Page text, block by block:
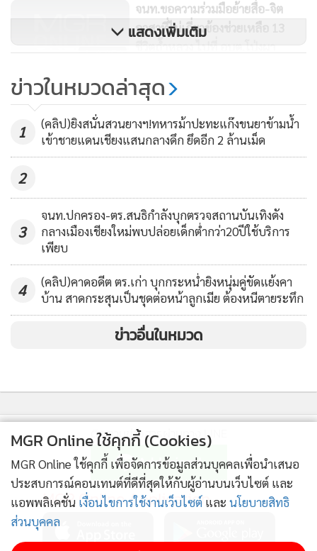
3,353
จนท.ขอความร่วมมือย้ายสื่อ-จิต
อาสาที่ไม่เกี่ยวข้องช่วยเหลือ 13
ชีวิตถ้ำหลวง ไปที่ อบต.โป่งผา
13,815
ถ้ำหลวงฟ้าครึ้มฝนโปรย-ระดับน้ำลด
ศอร.จัดระเบียบ ตั้งโต๊ะแถลง
อบต.โป่งผาที่เดียว
แสดงเพิ่มเติม
ข่าวในหมวดล่าสุด
1
(คลิป)ยิงสนั่นสวนยางฯ!ทหารม้าปะทะแก๊งขนยาข้ามน้ำ
เข้าชายแดนเชียงแสนกลางดึก ยึดอีก 2 ล้านเม็ด
2
3
จนท.ปกครอง-ตร.สนธิกำลังบุกตรวจสถานบันเทิงดัง
กลางเมืองเชียงใหม่พบปล่อยเด็กต่ำกว่า20ปีใช้บริการ
เพียบ
4
(คลิป)คาดอดีต ตร.เก่า บุกกระหน่ำยิงหนุ่มคู่ขัดแย้งคา
บ้าน สาดกระสุนเป็นชุดต่อหน้าลูกเมีย ต้องหนีตายระทึก
ข่าวอื่นในหมวด
ติดตามข่าวสารผ่านทาง LINE
MGR Online Application
MGR Online ใช้คุกกี้ (Cookies)
MGR Online ใช้คุกกี้ เพื่อจัดการข้อมูลส่วนบุคคลเพื่อนำเสนอ
ประสบการณ์คอนเทนต์ที่ดีที่สุดให้กับผู้อ่านบนเว็บไซต์ และ
แอพพลิเคชั่น เงื่อนไขการใช้งานเว็บไซต์ และ นโยบายสิทธิ
ส่วนบุคคล